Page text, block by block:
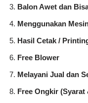
Balon Awet dan
Menggunakan
Hasil Cetak /
Free Blower
Melayani Jual dan
Free Ongkir